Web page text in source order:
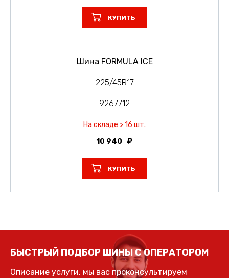
КУПИТЬ
Шина FORMULA ICE
225/45R17
9267712
На складе > 16 шт.
10 940
КУПИТЬ
БЫСТРЫЙ ПОДБОР ШИНЫ С ОПЕРАТОРОМ
Описание услуги, мы вас проконсультируем